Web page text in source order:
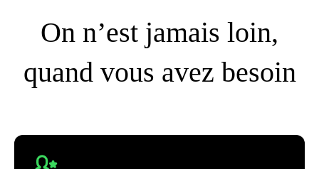
On n’est jamais loin,
quand vous avez besoin